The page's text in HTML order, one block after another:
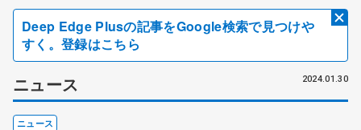
Deep Edge Plusの記事をGoogle検索で見つけや
すく。登録はこちら
ニュース 2024.01.30
ニュース